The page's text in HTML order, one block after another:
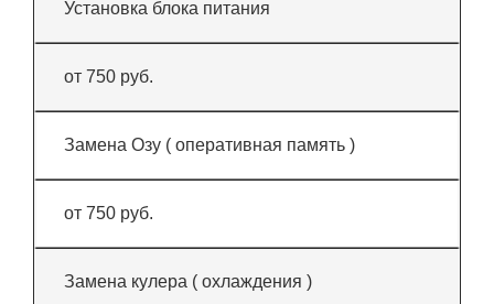
Установка блока питания
от 750 руб.
Замена Озу ( оперативная память )
от 750 руб.
Замена кулера ( охлаждения )